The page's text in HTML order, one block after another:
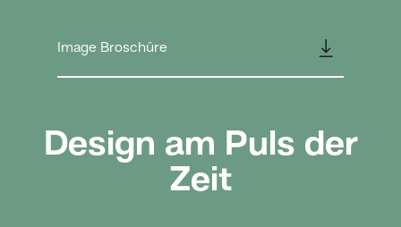
Image Broschüre 👇
Design am Puls der
Zeit